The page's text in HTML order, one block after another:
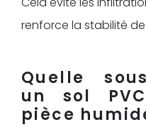
renforce la stabilité de
Quelle
un sol
pièce